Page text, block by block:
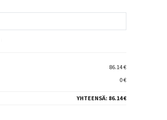
86.14 €
0 €
YHTEENSÄ: 86.14 €